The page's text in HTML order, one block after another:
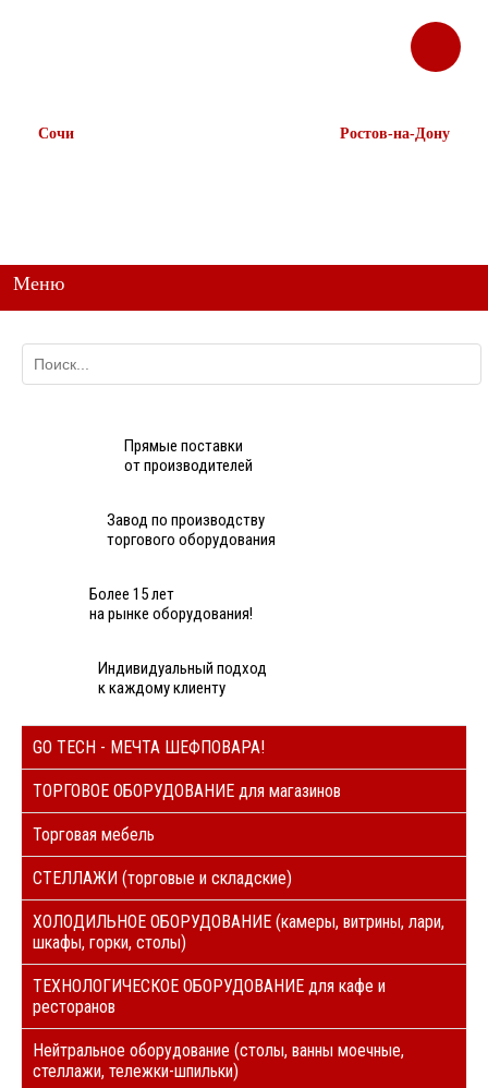
Сочи
ЗАКАЗАТЬ
ЗВОНОК
Ростов-на-Дону
Меню
Прямые поставки
от производителей
Завод по производству
торгового оборудования
Более 15 лет
на рынке оборудования!
Индивидуальный подход
к каждому клиенту
GO TECH - МЕЧТА ШЕФПОВАРА!
ТОРГОВОЕ ОБОРУДОВАНИЕ для магазинов
Торговая мебель
СТЕЛЛАЖИ (торговые и складские)
ХОЛОДИЛЬНОЕ ОБОРУДОВАНИЕ (камеры, витрины, лари,
шкафы, горки, столы)
ТЕХНОЛОГИЧЕСКОЕ ОБОРУДОВАНИЕ для кафе и
ресторанов
Нейтральное оборудование (столы, ванны моечные,
стеллажи, тележки-шпильки)